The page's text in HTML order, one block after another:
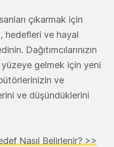
çıkarmak için
hedefleri ve hayal
Dağıtımcılarınızın
yüzeye gelmek için yeni
ve
ve düşündüklerini
Nasıl Belirlenir? >>